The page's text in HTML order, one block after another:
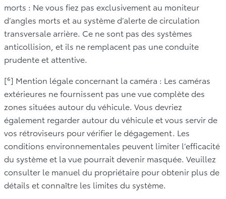
morts : Ne vous fiez pas exclusivement au moniteur
d’angles morts et au système d’alerte de circulation
transversale arrière. Ce ne sont pas des systèmes
anticollision, et ils ne remplacent pas une conduite
prudente et attentive.
[⁶] Mention légale concernant la caméra : Les caméras
extérieures ne fournissent pas une vue complète des
zones situées autour du véhicule. Vous devriez
également regarder autour du véhicule et vous servir de
vos rétroviseurs pour vérifier le dégagement. Les
conditions environnementales peuvent limiter l’efficacité
du système et la vue pourrait devenir masquée. Veuillez
consulter le manuel du propriétaire pour obtenir plus de
détails et connaître les limites du système.